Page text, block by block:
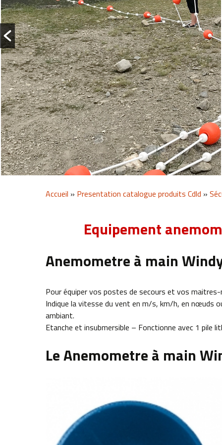
Accueil » Presentation catalogue produits Cdld »
Equipement
Anemometre à main
Pour équiper vos postes de secours et vos maitres-
Indique la vitesse du vent en m/s, km/h, en nœuds
ambiant.
Etanche et insubmersible – Fonctionne avec 1 pile
Le Anemometre à main